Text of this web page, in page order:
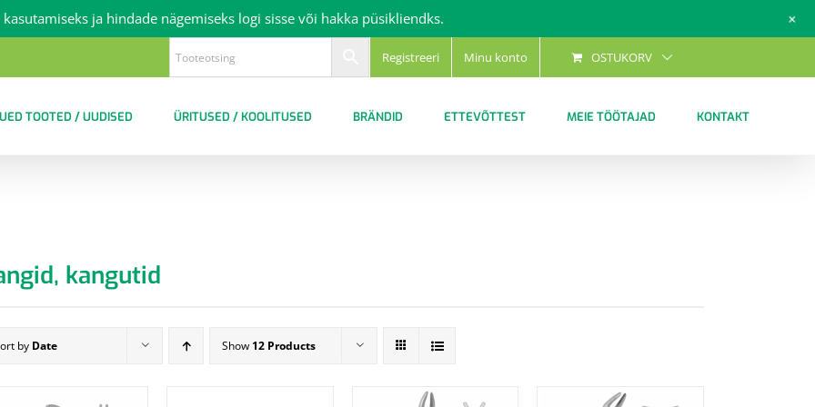
Registreeri Minu konto OSTUKORV
TOOTED / UUDISED ÜRITUSED / KOOLITUSED BRÄNDID ETTEVÕTTEST MEIE TÖÖTAJAD KONTAKT
kangutid
by Date Show 12 Products
kasutamiseks ja hindade nägemiseks logi sisse või hakka püsikliendks. +